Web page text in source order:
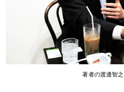
著者の渡邊智